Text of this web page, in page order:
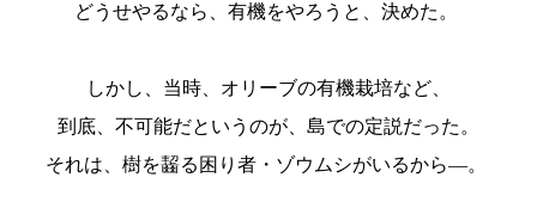
どうせやるなら、有機をやろうと、決めた。
しかし、当時、オリーブの有機栽培など、
到底、不可能だというのが、島での定説だった。
それは、樹を齧る困り者・ゾウムシがいるから―。